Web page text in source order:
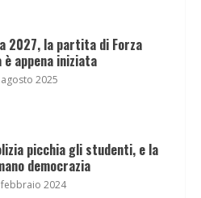
2027, la partita di Forza
appena iniziata
2025
picchia gli studenti, e la
democrazia
2024